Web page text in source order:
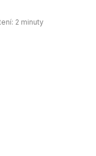
2 minuty